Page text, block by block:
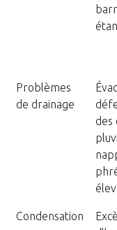
Problèmes
de drainage
des
Condensation